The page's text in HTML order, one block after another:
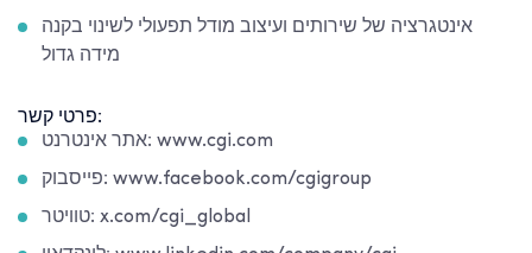
אינטגרציה של שירותים ועיצוב מודל תפעולי לשינוי בקנה
מידה גדול
פרטי קשר:
אתר אינטרנט: www.cgi.com
פייסבוק: www.facebook.com/cgigroup
טוויטר: x.com/cgi_global